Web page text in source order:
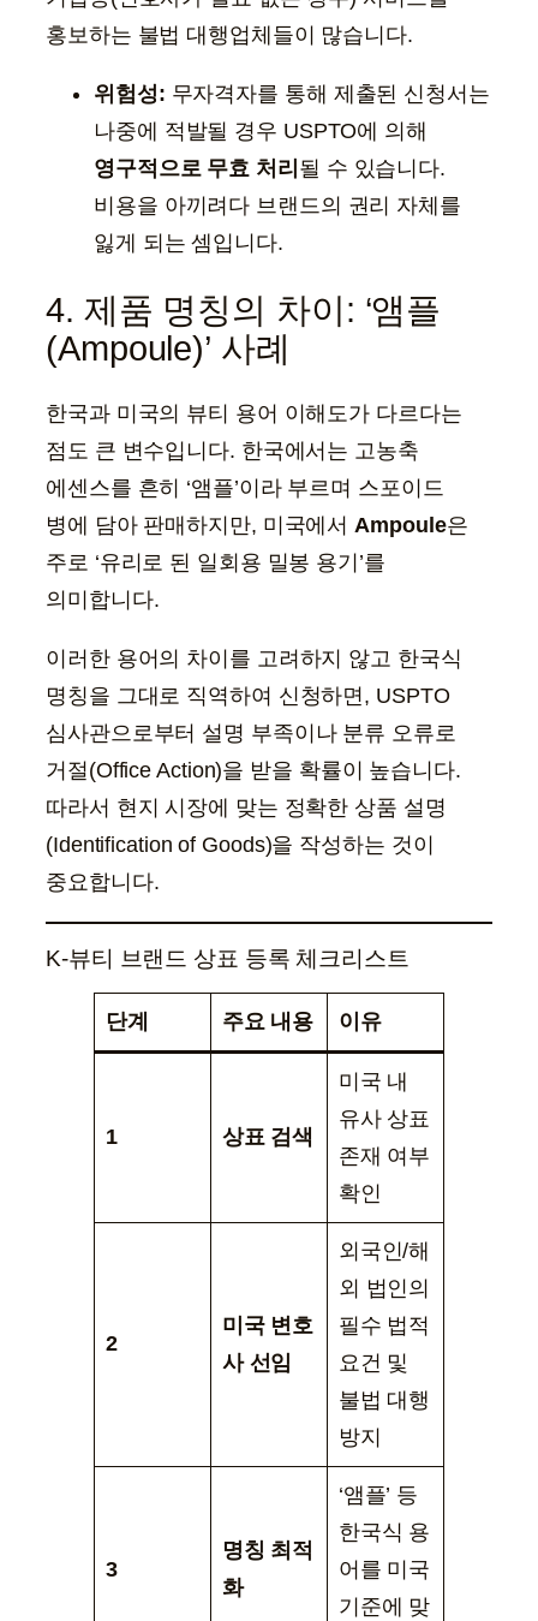
홍보하는 불법 대행업체들이 많습니다.
위험성: 무자격자를 통해 제출된 신청서는
나중에 적발될 경우 USPTO에 의해
영구적으로 무효 처리 될 수 있습니다.
비용을 아끼려다 브랜드의 권리 자체를
잃게 되는 셈입니다.
4. 제품 명칭의 차이: ‘앰플
(Ampoule)’ 사례
한국과 미국의 뷰티 용어 이해도가 다르다는
점도 큰 변수입니다. 한국에서는 고농축
에센스를 흔히 ‘앰플’이라 부르며 스포이드
병에 담아 판매하지만, 미국에서Ampoule은
주로 ‘유리로 된 일회용 밀봉 용기’를
의미합니다.
이러한 용어의 차이를 고려하지 않고 한국식
명칭을 그대로 직역하여 신청하면, USPTO
심사관으로부터 설명 부족이나 분류 오류로
거절(Office Action)을 받을 확률이 높습니다.
따라서 현지 시장에 맞는 정확한 상품 설명
(Identification of Goods)을 작성하는 것이
중요합니다.
K-뷰티 브랜드 상표 등록 체크리스트
단계 주요 내용 이유
1 상표 검색
미국 내
유사 상표
존재 여부
확인
2
미국 변호
사 선임
외국인/해
외 법인의
필수 법적
요건 및
불법 대행
방지
3
명칭 최적
화
‘앰플’ 등
한국식 용
어를 미국
기준에 맞